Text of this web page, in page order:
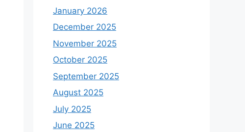
January 2026
December 2025
November 2025
October 2025
September 2025
August 2025
July 2025
June 2025